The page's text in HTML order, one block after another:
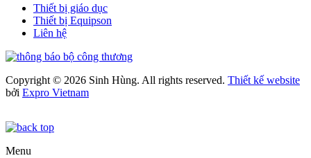
Thiết bị giáo dục
Thiết bị Equipson
Liên hệ
Copyright © 2026 Sinh Hùng. All rights reserved. Thiết kế website
bởi Expro Vietnam
Menu